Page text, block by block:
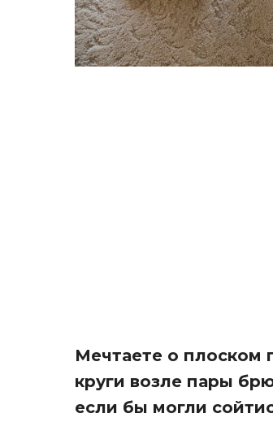
Мечтаете о плоском
круги возле пары
если бы могли